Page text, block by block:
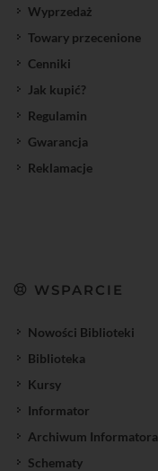
Wyprzedaż
Towary przecenione
Cenniki
Jak kupić?
Regulamin
Gwarancja
Reklamacje
WSPARCIE
Nowości Biblioteki
Biblioteka
Kursy
Informator
Archiwum Informatora
Schematy